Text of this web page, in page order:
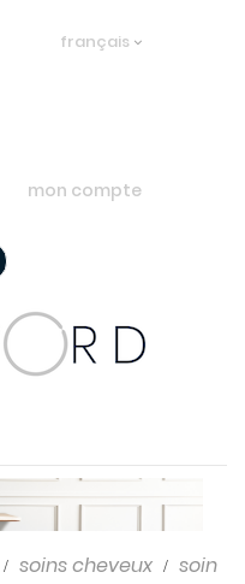
français
mon compte
soins cheveux
soin